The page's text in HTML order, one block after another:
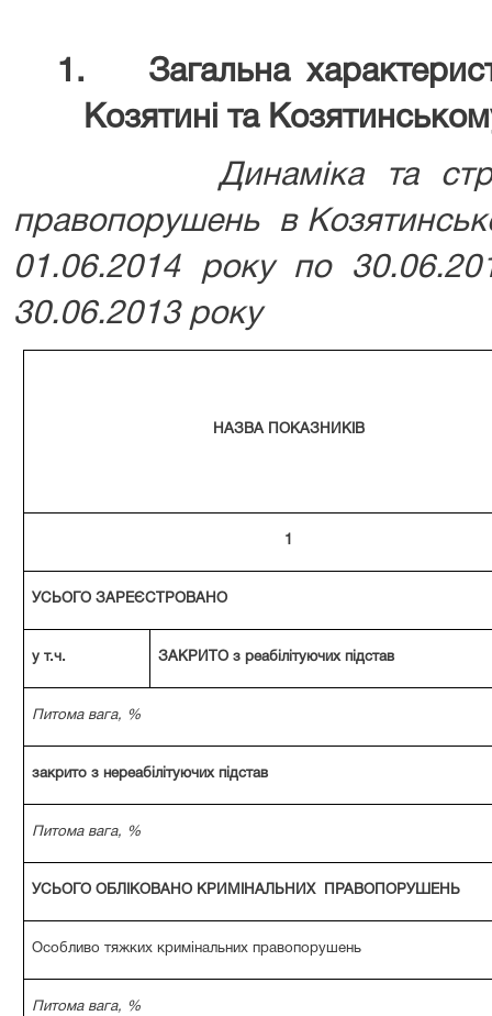
1.
Загальна
Козятині та
Динаміка та
правопорушень в
01.06.2014 року по
30.06.2013 року
НАЗВА ПОКАЗНИКІВ
1
УСЬОГО ЗАРЕЄСТРОВАНО
у т.ч. ЗАКРИТО з реабілітуючих підстав
Питома вага, %
закрито з нереабілітуючих підстав
Питома вага, %
УСЬОГО ОБЛІКОВАНО КРИМІНАЛЬНИХ ПРАВОПОРУШЕНЬ
Особливо тяжких кримінальних правопорушень
Питома вага, %